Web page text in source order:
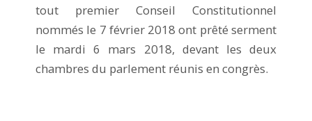
tout premier Conseil Constitutionnel
nommés le 7 février 2018 ont prêté serment
le mardi 6 mars 2018, devant les deux
chambres du parlement réunis en congrès.